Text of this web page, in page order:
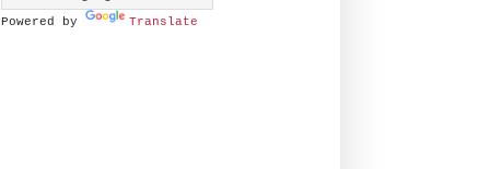
Powered by Translate